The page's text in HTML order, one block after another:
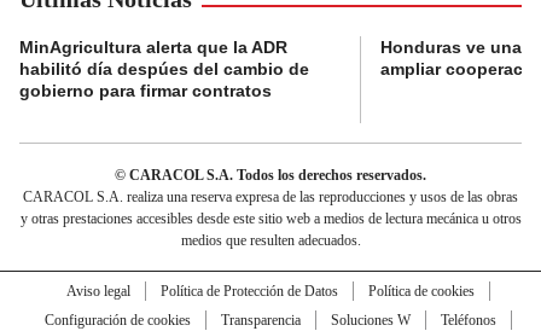
MinAgricultura alerta que la ADR
habilitó día despúes del cambio de
gobierno para firmar contratos
Honduras ve una
ampliar
© CARACOL S.A. Todos los derechos reservados.
CARACOL S.A. realiza una reserva expresa de las reproducciones y usos de las obras
y otras prestaciones accesibles desde este sitio web a medios de lectura mecánica u otros
medios que resulten adecuados.
Aviso legal Política de Protección de Datos
Política de cookies
Configuración de cookies
Transparencia Soluciones W
Teléfonos